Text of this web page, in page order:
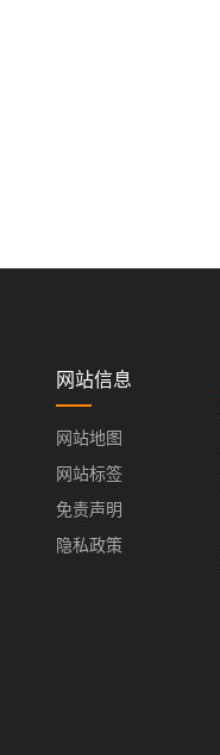
网站信息
网站地图
网站标签
免责声明
隐私政策